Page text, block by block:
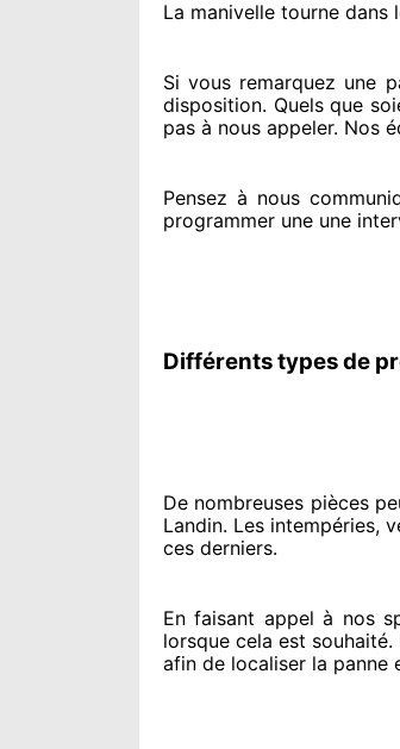
La manivelle tourne
Si vous remarquez une
disposition. Quels que
pas à nous appeler. Nos
Pensez à nous
programmer une une
Différents types de
De nombreuses pièces
Landin. Les intempéries,
ces derniers.
En faisant appel à nos
lorsque cela est souhaité.
afin de localiser la panne